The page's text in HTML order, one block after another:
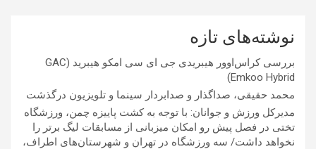
نوشته‌های تازه
بررسی کراس‌اوور هیبریدی جی ای سی امکو هیبرید (GAC
Emkoo Hybrid)
محمد حقیقی، صداگذار و صدابردار سینما و تلویزیون درگذشت
مدیرکل ورزش و جوانان: با توجه به کشت پاییزه چمن، ورزشگاه
تختی در فصل پیش رو امکان میزبانی از مسابقات لیگ برتر را
نخواهد داشت/ سه ورزشگاه در تهران و شهرستان‌های اطراف،